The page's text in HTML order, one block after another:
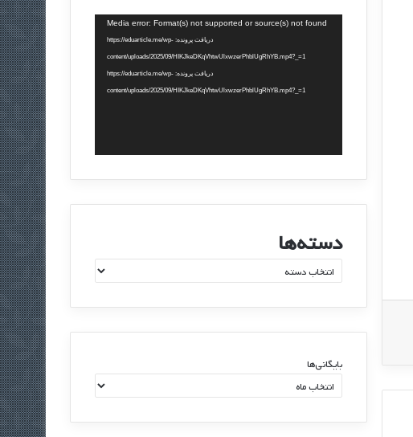
نمایشگر
Media error: Format(s) not supported or source(s) not found
دریافت پرونده: https://eduarticle.me/wp-
content/uploads/2025/09/HIKJkeDKqVhtwUlxwzerPhblUgRhYB.mp4?_=1
دریافت پرونده: https://eduarticle.me/wp-
content/uploads/2025/09/HIKJkeDKqVhtwUlxwzerPhblUgRhYB.mp4?_=1
دسته‌ها
س
ه
بایگانی‌ها